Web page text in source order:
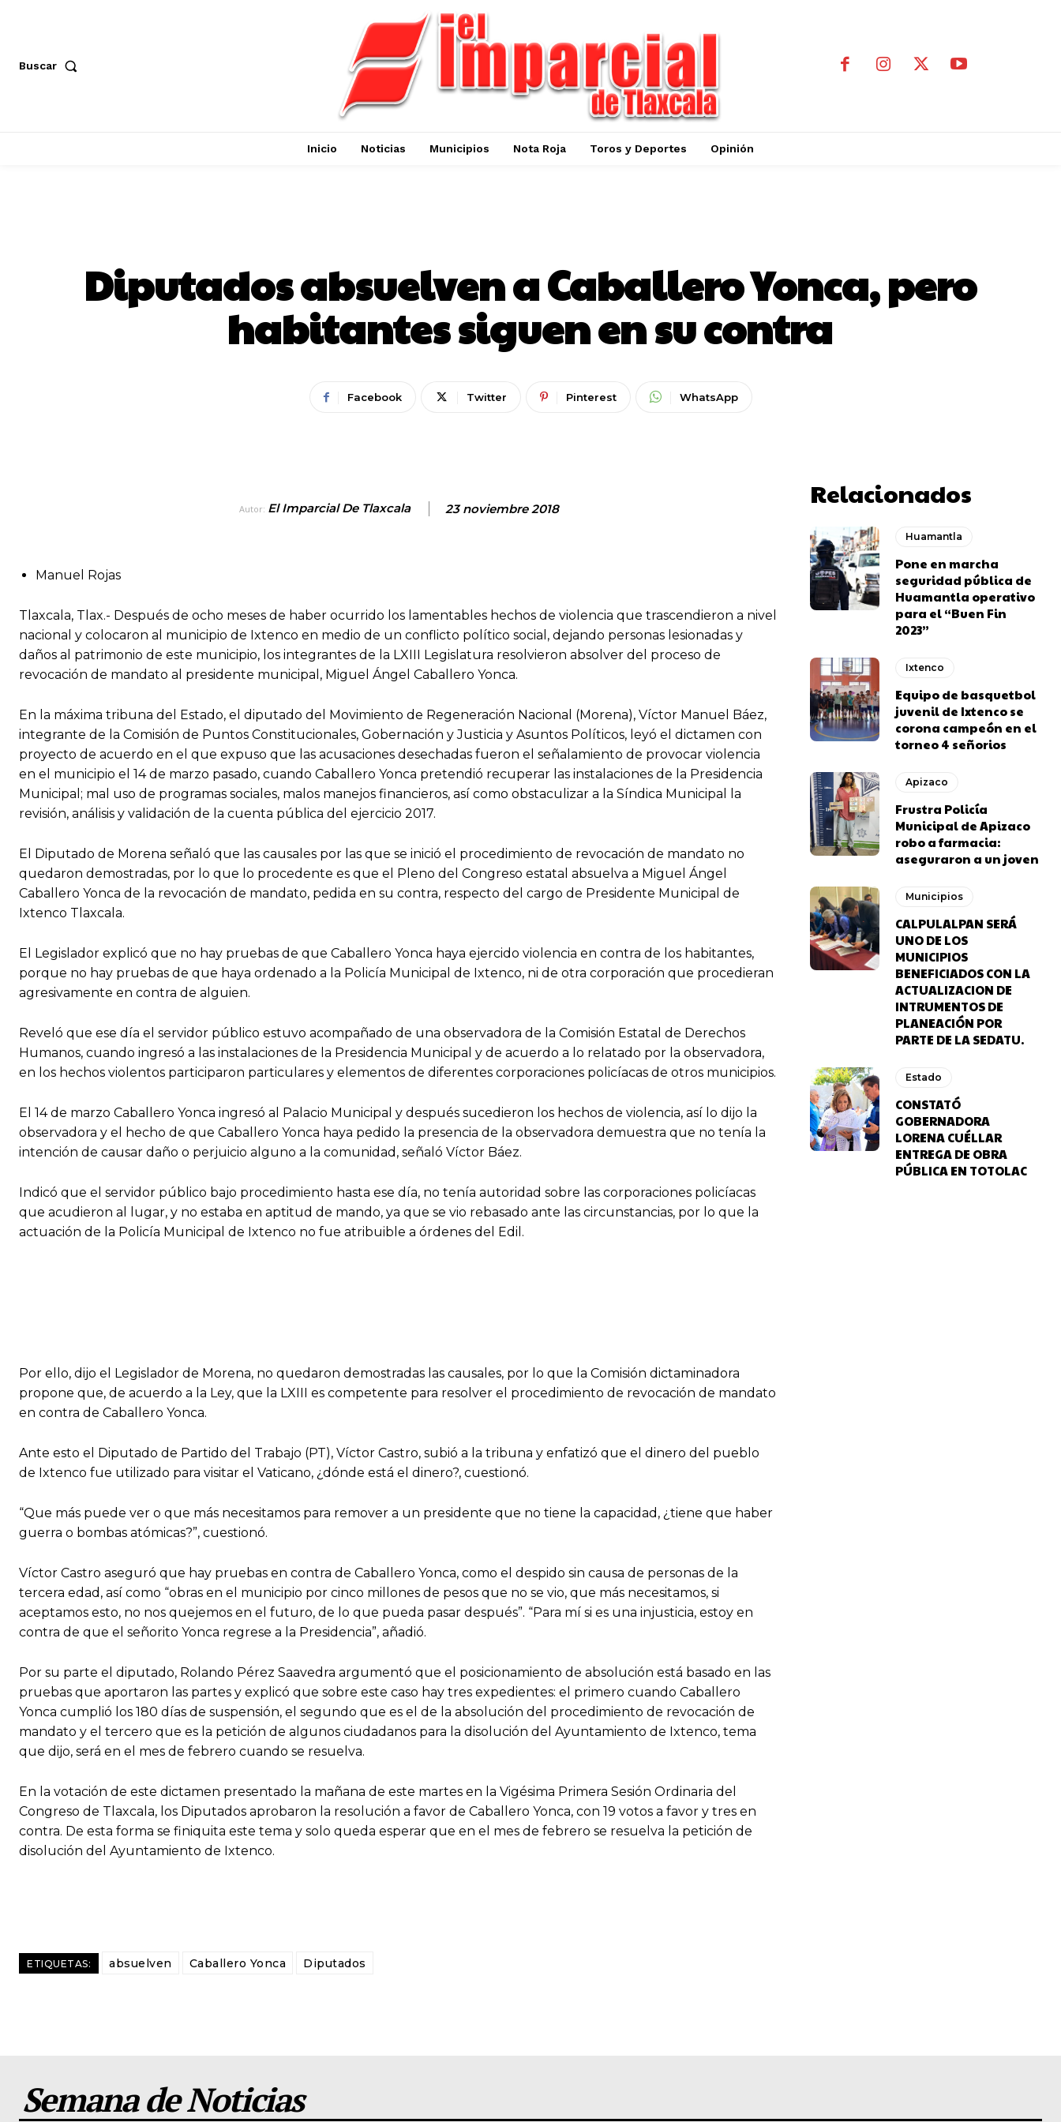
Buscar
Inicio Noticias Municipios Nota Roja Toros y Deportes Opinión
Diputados absuelven a Caballero Yonca, pero
habitantes siguen en su contra
Facebook Twitter Pinterest WhatsApp
Autor: El Imparcial De Tlaxcala 23 noviembre 2018
Manuel Rojas
Tlaxcala, Tlax.- Después de ocho meses de haber ocurrido los lamentables hechos de violencia que trascendieron a nivel
nacional y colocaron al municipio de Ixtenco en medio de un conflicto político social, dejando personas lesionadas y
daños al patrimonio de este municipio, los integrantes de la LXIII Legislatura resolvieron absolver del proceso de
revocación de mandato al presidente municipal, Miguel Ángel Caballero Yonca.
En la máxima tribuna del Estado, el diputado del Movimiento de Regeneración Nacional (Morena), Víctor Manuel Báez,
integrante de la Comisión de Puntos Constitucionales, Gobernación y Justicia y Asuntos Políticos, leyó el dictamen con
proyecto de acuerdo en el que expuso que las acusaciones desechadas fueron el señalamiento de provocar violencia
en el municipio el 14 de marzo pasado, cuando Caballero Yonca pretendió recuperar las instalaciones de la Presidencia
Municipal; mal uso de programas sociales, malos manejos financieros, así como obstaculizar a la Síndica Municipal la
revisión, análisis y validación de la cuenta pública del ejercicio 2017.
El Diputado de Morena señaló que las causales por las que se inició el procedimiento de revocación de mandato no
quedaron demostradas, por lo que lo procedente es que el Pleno del Congreso estatal absuelva a Miguel Ángel
Caballero Yonca de la revocación de mandato, pedida en su contra, respecto del cargo de Presidente Municipal de
Ixtenco Tlaxcala.
El Legislador explicó que no hay pruebas de que Caballero Yonca haya ejercido violencia en contra de los habitantes,
porque no hay pruebas de que haya ordenado a la Policía Municipal de Ixtenco, ni de otra corporación que procedieran
agresivamente en contra de alguien.
Reveló que ese día el servidor público estuvo acompañado de una observadora de la Comisión Estatal de Derechos
Humanos, cuando ingresó a las instalaciones de la Presidencia Municipal y de acuerdo a lo relatado por la observadora,
en los hechos violentos participaron particulares y elementos de diferentes corporaciones policíacas de otros municipios.
El 14 de marzo Caballero Yonca ingresó al Palacio Municipal y después sucedieron los hechos de violencia, así lo dijo la
observadora y el hecho de que Caballero Yonca haya pedido la presencia de la observadora demuestra que no tenía la
intención de causar daño o perjuicio alguno a la comunidad, señaló Víctor Báez.
Indicó que el servidor público bajo procedimiento hasta ese día, no tenía autoridad sobre las corporaciones policíacas
que acudieron al lugar, y no estaba en aptitud de mando, ya que se vio rebasado ante las circunstancias, por lo que la
actuación de la Policía Municipal de Ixtenco no fue atribuible a órdenes del Edil.
Por ello, dijo el Legislador de Morena, no quedaron demostradas las causales, por lo que la Comisión dictaminadora
propone que, de acuerdo a la Ley, que la LXIII es competente para resolver el procedimiento de revocación de mandato
en contra de Caballero Yonca.
Ante esto el Diputado de Partido del Trabajo (PT), Víctor Castro, subió a la tribuna y enfatizó que el dinero del pueblo
de Ixtenco fue utilizado para visitar el Vaticano, ¿dónde está el dinero?, cuestionó.
“Que más puede ver o que más necesitamos para remover a un presidente que no tiene la capacidad, ¿tiene que haber
guerra o bombas atómicas?”, cuestionó.
Víctor Castro aseguró que hay pruebas en contra de Caballero Yonca, como el despido sin causa de personas de la
tercera edad, así como “obras en el municipio por cinco millones de pesos que no se vio, que más necesitamos, si
aceptamos esto, no nos quejemos en el futuro, de lo que pueda pasar después”. “Para mí si es una injusticia, estoy en
contra de que el señorito Yonca regrese a la Presidencia”, añadió.
Por su parte el diputado, Rolando Pérez Saavedra argumentó que el posicionamiento de absolución está basado en las
pruebas que aportaron las partes y explicó que sobre este caso hay tres expedientes: el primero cuando Caballero
Yonca cumplió los 180 días de suspensión, el segundo que es el de la absolución del procedimiento de revocación de
mandato y el tercero que es la petición de algunos ciudadanos para la disolución del Ayuntamiento de Ixtenco, tema
que dijo, será en el mes de febrero cuando se resuelva.
En la votación de este dictamen presentado la mañana de este martes en la Vigésima Primera Sesión Ordinaria del
Congreso de Tlaxcala, los Diputados aprobaron la resolución a favor de Caballero Yonca, con 19 votos a favor y tres en
contra. De esta forma se finiquita este tema y solo queda esperar que en el mes de febrero se resuelva la petición de
disolución del Ayuntamiento de Ixtenco.
ETIQUETAS: absuelven Caballero Yonca Diputados
Relacionados
Huamantla
Pone en marcha
seguridad pública de
Huamantla operativo
para el “Buen Fin
2023”
Ixtenco
Equipo de basquetbol
juvenil de Ixtenco se
corona campeón en el
torneo 4 señorios
Apizaco
Frustra Policía
Municipal de Apizaco
robo a farmacia:
aseguraron a un joven
Municipios
CALPULALPAN SERÁ
UNO DE LOS
MUNICIPIOS
BENEFICIADOS CON LA
ACTUALIZACION DE
INTRUMENTOS DE
PLANEACIÓN POR
PARTE DE LA SEDATU.
Estado
CONSTATÓ
GOBERNADORA
LORENA CUÉLLAR
ENTREGA DE OBRA
PÚBLICA EN TOTOLAC
Semana de Noticias